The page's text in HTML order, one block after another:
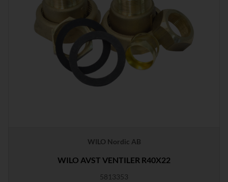
WILO Nordic AB
WILO AVST VENTILER R40X22
5813353